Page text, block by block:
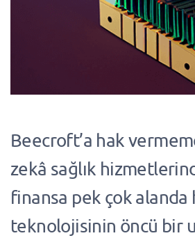
Beecroft’a hak
zekâ sağlık
finansa pek çok alanda
teknolojisinin öncü bir